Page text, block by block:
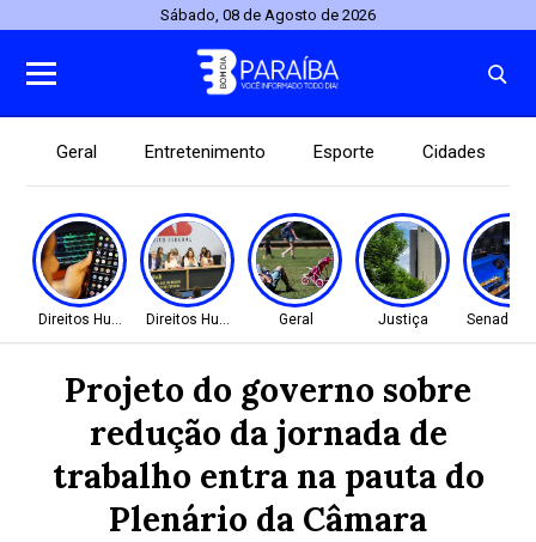
Sábado, 08 de Agosto de 2026
Geral Entretenimento Esporte Cidades
Direitos HumanosDireitos Humanos Geral Justiça Senado
Projeto do governo sobre
redução da jornada de
trabalho entra na pauta do
Plenário da Câmara